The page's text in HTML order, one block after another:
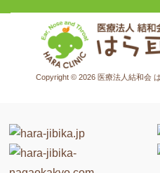
Copyright © 2026 医療法人結和会